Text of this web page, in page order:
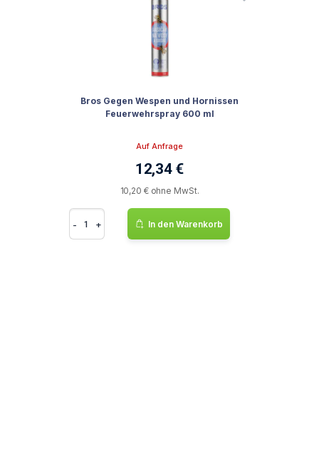
Bros Gegen Wespen und Hornissen
Feuerwehrspray 600 ml
Auf Anfrage
12,34 €
10,20 € ohne MwSt.
- + In den Warenkorb